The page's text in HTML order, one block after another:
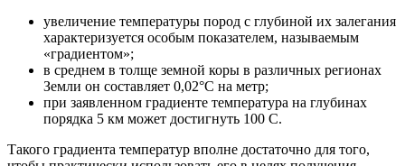
увеличение температуры пород с глубиной их залегания
характеризуется особым показателем, называемым
«градиентом»;
в среднем в толще земной коры в различных регионах
Земли он составляет 0,02°C на метр;
при заявленном градиенте температура на глубинах
порядка 5 км может достигнуть 100 C.
Такого градиента температур вполне достаточно для того,